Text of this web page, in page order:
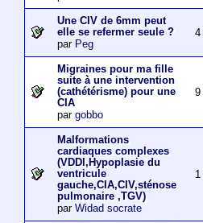
Une CIV de 6mm peut
elle se refermer seule ?
par Peg
4
Migraines pour ma fille
suite à une intervention
(cathétérisme) pour une
CIA
par gobbo
9
Malformations
cardiaques complexes
(VDDI,Hypoplasie du
ventricule
gauche,CIA,CIV,sténose
pulmonaire ,TGV)
par Widad socrate